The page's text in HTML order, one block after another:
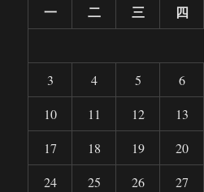
一 二 三 四
3
4 5 6
10
11 12 13
17
18 19 20
24
25 26 27